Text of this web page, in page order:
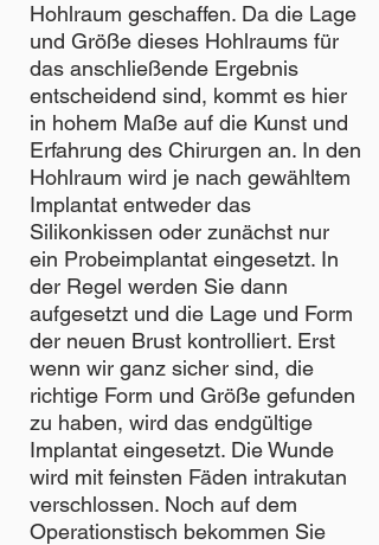
Hohlraum geschaffen. Da die Lage
und Größe dieses Hohlraums für
das anschließende Ergebnis
entscheidend sind, kommt es hier
in hohem Maße auf die Kunst und
Erfahrung des Chirurgen an. In den
Hohlraum wird je nach gewähltem
Implantat entweder das
Silikonkissen oder zunächst nur
ein Probeimplantat eingesetzt. In
der Regel werden Sie dann
aufgesetzt und die Lage und Form
der neuen Brust kontrolliert. Erst
wenn wir ganz sicher sind, die
richtige Form und Größe gefunden
zu haben, wird das endgültige
Implantat eingesetzt. Die Wunde
wird mit feinsten Fäden intrakutan
verschlossen. Noch auf dem
Operationstisch bekommen Sie